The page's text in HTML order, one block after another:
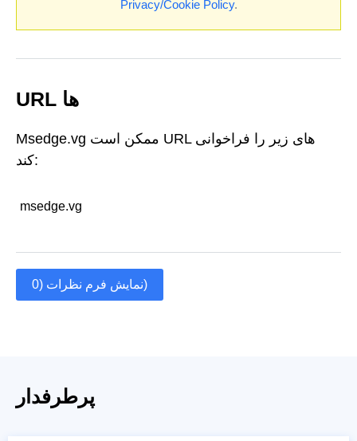
Privacy/Cookie Policy.
URL ها
Msedge.vg ممکن است URL های زیر را فراخوانی
کند:
msedge.vg
نمایش فرم نظرات (0)
پرطرفدار